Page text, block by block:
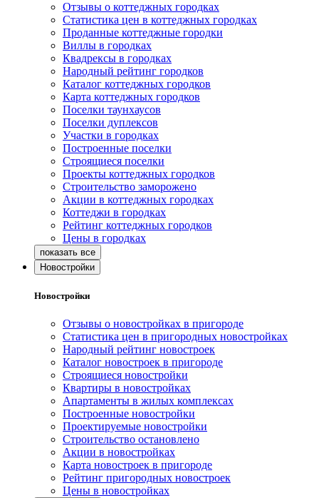
Отзывы о коттеджных городках
Статистика цен в коттеджных городках
Проданные коттеджные городки
Виллы в городках
Квадрексы в городках
Народный рейтинг городков
Каталог коттеджных городков
Карта коттеджных городков
Поселки таунхаусов
Поселки дуплексов
Участки в городках
Построенные поселки
Строящиеся поселки
Проекты коттеджных городков
Строительство заморожено
Акции в коттеджных городках
Коттеджи в городках
Рейтинг коттеджных городков
Цены в городках
Новостройки
Новостройки
Отзывы о новостройках в пригороде
Статистика цен в пригородных новостройках
Народный рейтинг новостроек
Каталог новостроек в пригороде
Строящиеся новостройки
Квартиры в новостройках
Апартаменты в жилых комплексах
Построенные новостройки
Проектируемые новостройки
Строительство остановлено
Акции в новостройках
Карта новостроек в пригороде
Рейтинг пригородных новостроек
Цены в новостройках